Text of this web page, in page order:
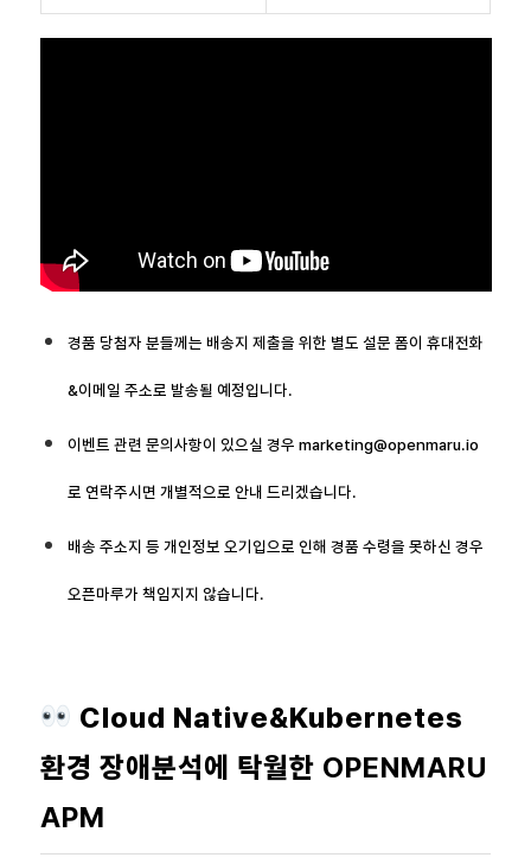
경품 당첨자 분들께는 배송지 제출을 위한 별도 설문 폼이 휴대전화
&이메일 주소로 발송될 예정입니다.
이벤트 관련 문의사항이 있으실 경우 marketing@openmaru.io
로 연락주시면 개별적으로 안내 드리겠습니다.
배송 주소지 등 개인정보 오기입으로 인해 경품 수령을 못하신 경우
오픈마루가 책임지지 않습니다.
Cloud Native&Kubernetes
환경 장애분석에 탁월한 OPENMARU
APM